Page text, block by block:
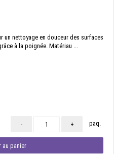
un nettoyage en douceur des surfaces
à la poignée. Matériau ...
- + paq.
au panier